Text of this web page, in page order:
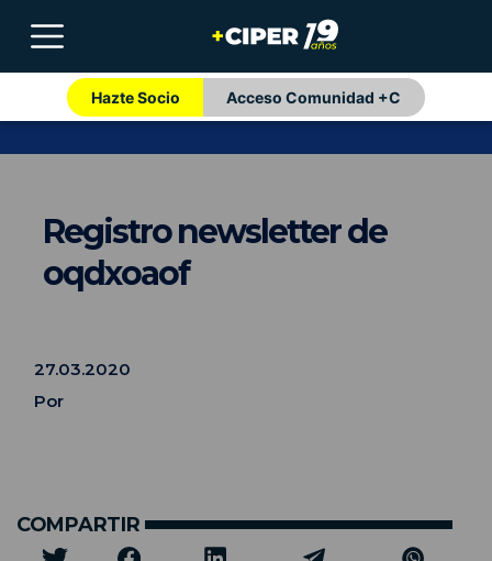
Hazte Socio Acceso Comunidad +C
Registro newsletter de
oqdxoaof
27.03.2020
Por
COMPARTIR